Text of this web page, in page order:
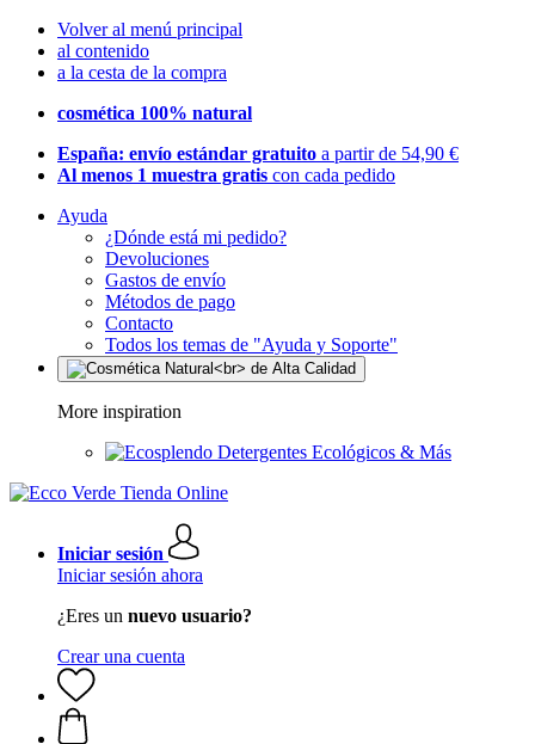
Volver al menú principal
al contenido
a la cesta de la compra
cosmética 100% natural
España: envío estándar gratuito a partir de 54,90 €
Al menos 1 muestra gratis con cada pedido
Ayuda
¿Dónde está mi pedido?
Devoluciones
Gastos de envío
Métodos de pago
Contacto
Todos los temas de "Ayuda y Soporte"
More inspiration
Detergentes Ecológicos & Más
Iniciar sesión
Iniciar sesión ahora
¿Eres un nuevo usuario?
Crear una cuenta